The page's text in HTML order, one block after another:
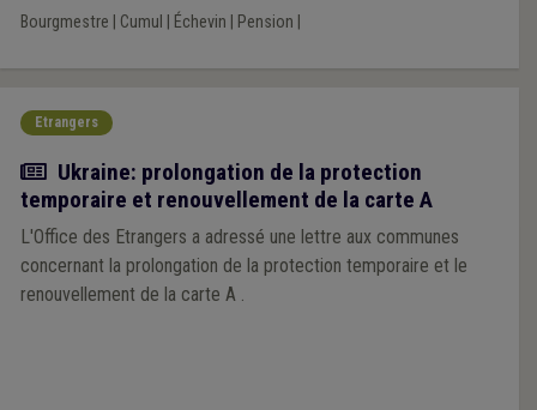
Bourgmestre Cumul Échevin Pension
Etrangers
Actualité
Ukraine: prolongation de la protection
temporaire et renouvellement de la carte A
L'Office des Etrangers a adressé une lettre aux communes
concernant la prolongation de la protection temporaire et le
renouvellement de la carte A .